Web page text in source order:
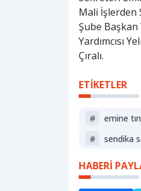
Mali İşlerden
Şube Başkan
Yardımcısı
Çıralı.
ETİKETLER
# emine
#
sendika
HABERİ